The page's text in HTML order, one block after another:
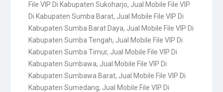
File VIP Di Kabupaten Sukoharjo, Jual Mobile File VIP
Di Kabupaten Sumba Barat, Jual Mobile File VIP Di
Kabupaten Sumba Barat Daya, Jual Mobile File VIP Di
Kabupaten Sumba Tengah, Jual Mobile File VIP Di
Kabupaten Sumba Timur, Jual Mobile File VIP Di
Kabupaten Sumbawa, Jual Mobile File VIP Di
Kabupaten Sumbawa Barat, Jual Mobile File VIP Di
Kabupaten Sumedang, Jual Mobile File VIP Di